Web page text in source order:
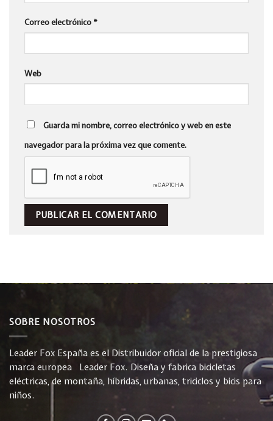
Correo electrónico *
Web
Guarda mi nombre, correo electrónico y web en este
navegador para la próxima vez que comente.
SOBRE NOSOTROS
Leader Fox España es el Distribuidor oficial de la prestigiosa
marca europea Leader Fox. Diseña y fabrica bicicletas
eléctricas, de montaña, híbridas, urbanas, triciclos y bicis para
niños.